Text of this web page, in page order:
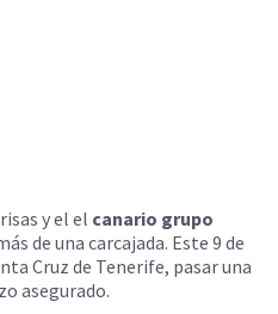
y el el canario grupo
de una carcajada. Este 9 de
Cruz de Tenerife, pasar una
asegurado.